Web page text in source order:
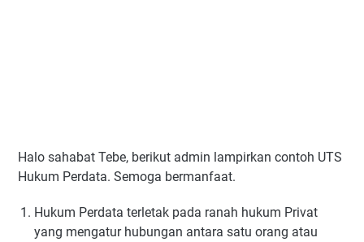
Halo sahabat Tebe, berikut admin lampirkan contoh UTS
Hukum Perdata. Semoga bermanfaat.
Hukum Perdata terletak pada ranah hukum Privat
yang mengatur hubungan antara satu orang atau